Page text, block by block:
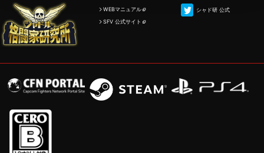
WEBマニュアル
SFV 公式サイト
シャド研 公式